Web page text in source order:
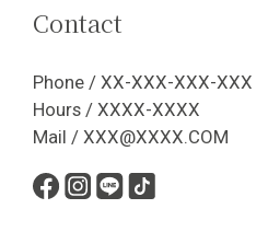
Contact
Phone / XX-XXX-XXX-XXX
Hours / XXXX-XXXX
Mail / XXX@XXXX.COM